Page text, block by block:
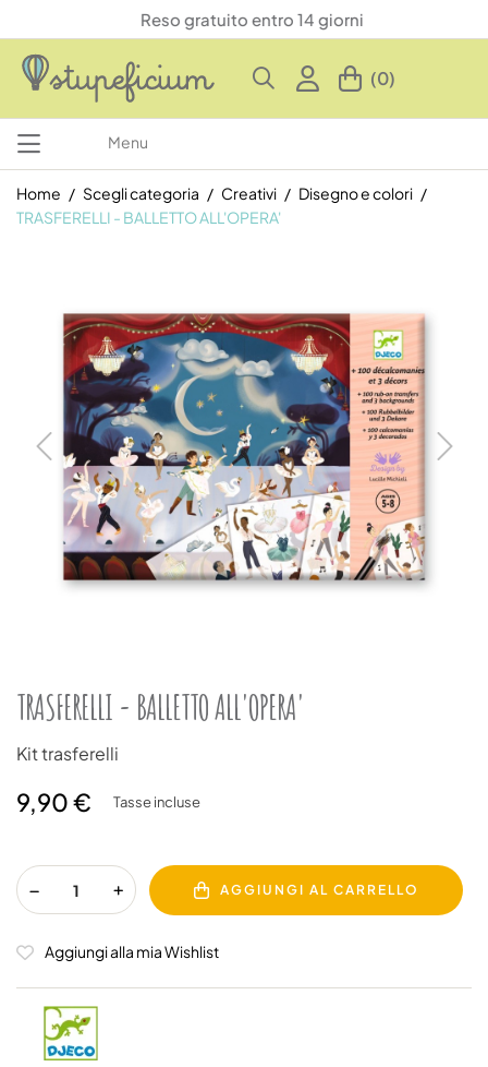
Reso gratuito entro 14 giorni
(0)
Menu
Home Scegli categoria Creativi
Disegno e colori
TRASFERELLI - BALLETTO ALL'OPERA'
TRASFERELLI - BALLETTO ALL'OPERA'
Kit trasferelli
9,90 € Tasse incluse
AGGIUNGI AL CARRELLO
Aggiungi alla mia Wishlist